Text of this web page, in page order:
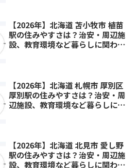
【2026年】北海道 苫小牧市 植苗
駅の住みやすさは？治安・周辺施
設、教育環境など暮らしに関わる
【2026年】北海道 札幌市 厚別区
厚別駅の住みやすさは？治安・周
辺施設、教育環境など暮らしに関
【2026年】北海道 北見市 愛し野
駅の住みやすさは？治安・周辺施
設、教育環境など暮らしに関わる